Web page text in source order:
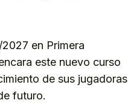
en Primera
este nuevo curso
de sus jugadoras
futuro.